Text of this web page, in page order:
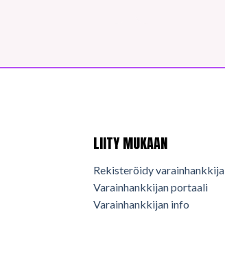
LIITY MUKAAN
Rekisteröidy
Varainhankkijan portaali
Varainhankkijan info